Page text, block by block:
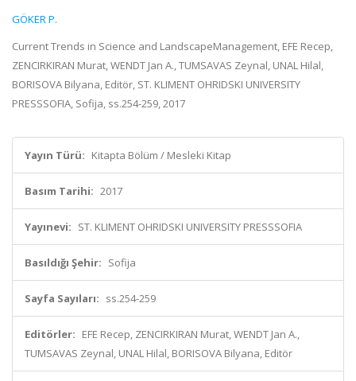
GÖKER P.
Current Trends in Science and LandscapeManagement, EFE Recep,
ZENCIRKIRAN Murat, WENDT Jan A., TUMSAVAS Zeynal, UNAL Hilal,
BORISOVA Bilyana, Editör, ST. KLIMENT OHRIDSKI UNIVERSITY
PRESSSOFIA, Sofija, ss.254-259, 2017
Yayın Türü: Kitapta Bölüm / Mesleki Kitap
Basım Tarihi: 2017
Yayınevi: ST. KLIMENT OHRIDSKI UNIVERSITY PRESSSOFIA
Basıldığı Şehir: Sofija
Sayfa Sayıları: ss.254-259
Editörler: EFE Recep, ZENCIRKIRAN Murat, WENDT Jan A.,
TUMSAVAS Zeynal, UNAL Hilal, BORISOVA Bilyana, Editör